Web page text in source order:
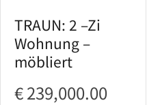
TRAUN: 2 –Zi
Wohnung –
möbliert
€ 239,000.00